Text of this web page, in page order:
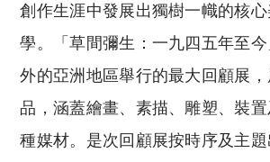
創作生涯中發展出獨樹一幟的核
學。「草間彌生：一九四五年至
外的亞洲地區舉行的最大回顧展
品，涵蓋繪畫、素描、雕塑、裝
種媒材。是次回顧展按時序及主